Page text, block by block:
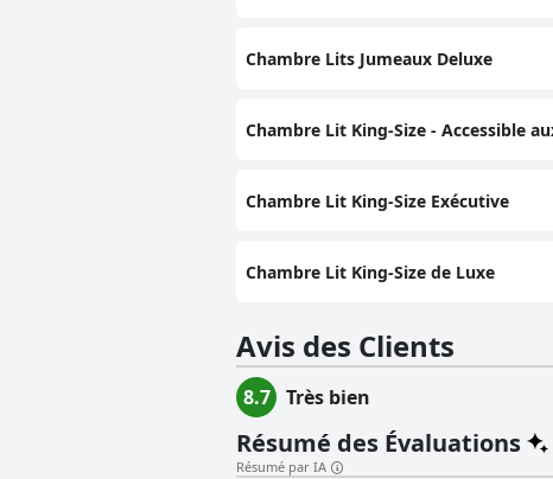
Chambre Lits Jumeaux Deluxe
Chambre Lit King-Size - Accessible
Chambre Lit King-Size Exécutive
Chambre Lit King-Size de Luxe
Avis des Clients
8.7 Très bien
Résumé des Évaluations
Résumé par IA